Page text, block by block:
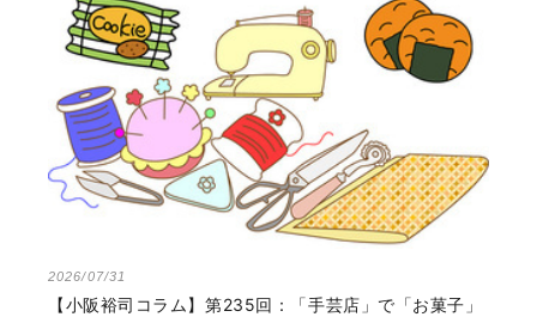
2026/07/31
【小阪裕司コラム】第235回：「手芸店」で「お菓子」